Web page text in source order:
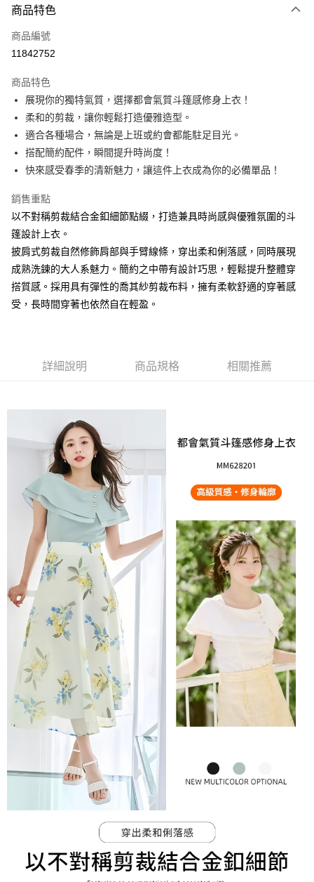
3 期 0 利率 每期
合作金庫商業銀行
上海商業儲蓄銀行
臺灣中小企業銀行
匯豐（台灣）商業銀行
華泰商業銀行
聯邦商業銀行
遠東國際商業銀行
元大商業銀行
永豐商業銀行
玉山商業銀行
台灣樂天信用卡公司
合作金庫商業銀行
上海商業儲蓄銀行
國泰世華商業銀行
兆豐國際商業銀行
匯豐（台灣）商業銀行
華泰商業銀行
聯邦商業銀行
遠東國際商業銀行
元大商業銀行
玉山商業銀行
星展（台灣）商業銀行
台灣樂天信用卡公司
12 期 0 利率 每期
華南商業銀行
上海商業儲蓄銀行
台北富邦商業銀行
國泰世華商業銀行
兆豐國際商業銀行
臺灣中小企業銀行
台中商業銀行
聯邦商業銀行
元大商業銀行
永豐商業銀行
台新國際商業銀行
台灣樂天信用卡公司
華南商業銀行
彰化商業銀行
上海商業儲蓄銀行
台北富邦商業銀行
兆豐國際商業銀行
臺灣中小企業銀行
台中商業銀行
華泰商業銀行
聯邦商業銀行
永豐商業銀行
中國信託商業銀行
台灣樂天信用卡公司
30 期 0 利率 每期
合作金庫商業銀行
彰化商業銀行
元大商業銀行
永豐商業銀行
台新國際商業銀行
LINE Pay
Apple Pay
街口支付
悠遊付
Google Pay
全盈+PAY
大哥付你分期
相關說明
【大哥付你分期使用說明】
3.實際核准額度、可分期數及費用金額請依後續交易確認頁面所載為準。
【繳款方式說明】
1.分期款項不併入電信帳單，「大哥付你分期」於每月結算日後寄送繳費提
醒簡訊。
2.透過簡訊連結打開帳單後，可選擇「超商條碼／台灣大直營門市／銀行轉
帳／街口支付／iPASS MONEY」等通路繳費。
【注意事項】
1.本服務係由「台灣大哥大股份有限公司」（以下簡稱本公司）所提供，讓
用戶於交易時，得透過本服務購買商品或服務，並由商店將買賣／分期付款
買賣價金債權讓與本公司後，依約使用本公司帳單繳交帳款。
2.基於同意付款使用「大哥付你分期」之契約關係目的，商店將以您的個人
資料（包含姓名、電話或地址）提供予台灣大哥大進項蒐集、處理及利用，
由本公司與您本人進行分期帳單所需資料之確認、核對及更正。
3.完整用戶服務條款，請詳閱以下連結：
https://oppay.tw/userRule
AFTEE先享後付是「在收到商品之後才付款」的支付方式。 讓您購物簡單
便利好安心！
３．安心：先確認商品／服務後，再付款。
【「AFTEE先享後付」結帳流程】
１．於結帳方式選擇「AFTEE先享後付」後，將跳轉至「AFTEE先享後付」
結帳頁面，進行簡訊認證並確認金額後，即可完成結帳。
２．訂單成立數日內，您將收到繳費通知簡訊。
３．收到繳費通知簡訊後14天內，點擊此簡訊中的連結，可透過四大超商／
ATM／網路銀行／等多元方式進行付款，方視為交易完成。
※ 請注意：結帳手續完成當下不需立刻繳費，但若您需要取消訂單，請聯絡
購買商品的店家。未經商家同意取消之訂單仍視為有效，需透過AFTEE先享
後付繳納相關費用。
※ 交易是否成功請以「AFTEE先享後付 」之結帳頁面顯示為準，若有關於
是否繳費成功／繳費後需取消欲退款等相關疑問，請聯繫「AFTEE先享後付
客戶支援中心」https://netprotections.freshdesk.com/support/home
【注意事項】
１．透過由恩沛科技股份有限公司提供之「AFTEE先享後付」服務完成之交
易，需依本服務之必要範圍內提供個人資料，並將交易相關給付款項請求債
權轉讓予恩沛科技股份有限公司。
２．關於個人資料處理事宜，請瀏覽以下網址：
https://aftee.tw/terms/#terms3
３．未成年的使用者請事先徵得法定代理人或監護人之同意方可使用
「AFTEE先享後付」，若未經同意申辦者引起之損失，本公司不負相關責
任。
４．使用「AFTEE先享後付」時，將依據個別帳號之用戶狀況，依本公司即
時審查核予不同之上限額度；若仍有額度不足之情形，本公司將視審查結果
請求用戶進行身份認證。
５．嚴禁一人註冊多個帳號或使用他人資訊註冊。若發現惡意使用之情形，
恩沛科技股份有限公司將有權停止該用戶之使用額度並採取法律行動。
ATM付款
付款後萊爾富取貨
免運費
付款後7-11取貨
免運費
宅配
免運費
宅配-離島
免運費
付款後門市自取
免運費
商品特色
商品編號
11842752
商品特色
展現你的獨特氣質，選擇都會氣質斗篷感修身上衣！
柔和的剪裁，讓你輕鬆打造優雅造型。
適合各種場合，無論是上班或約會都能駐足目光。
搭配簡約配件，瞬間提升時尚度！
快來感受春季的清新魅力，讓這件上衣成為你的必備單品！
銷售重點
以不對稱剪裁結合金釦細節點綴，打造兼具時尚感與優雅氛圍的斗
篷設計上衣。
披肩式剪裁自然修飾肩部與手臂線條，穿出柔和俐落感，同時展現
成熟洗鍊的大人系魅力。簡約之中帶有設計巧思，輕鬆提升整體穿
搭質感。採用具有彈性的喬其紗剪裁布料，擁有柔軟舒適的穿著感
受，長時間穿著也依然自在輕盈。
詳細說明 商品規格 相關推薦